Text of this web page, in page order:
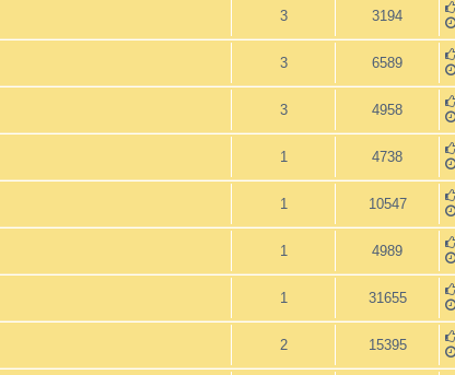
3 3194
3 6589
3 4958
1 4738
1 10547
1 4989
1 31655
2 15395